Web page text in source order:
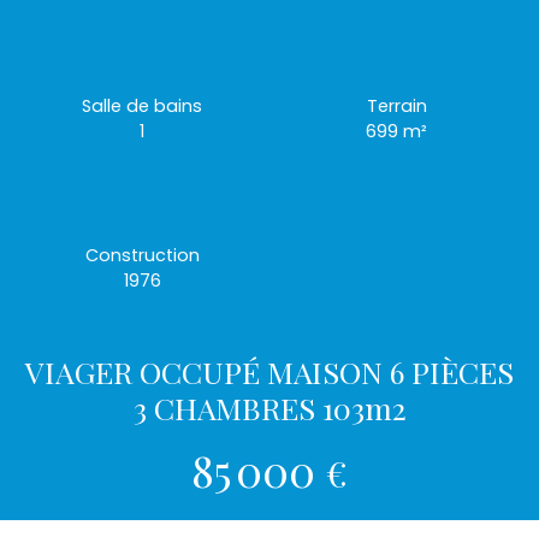
Salle de bains
1
Terrain
699m²
Construction
1976
VIAGER OCCUPÉ MAISON 6 PIÈCES
3 CHAMBRES 103m2
85 000 €